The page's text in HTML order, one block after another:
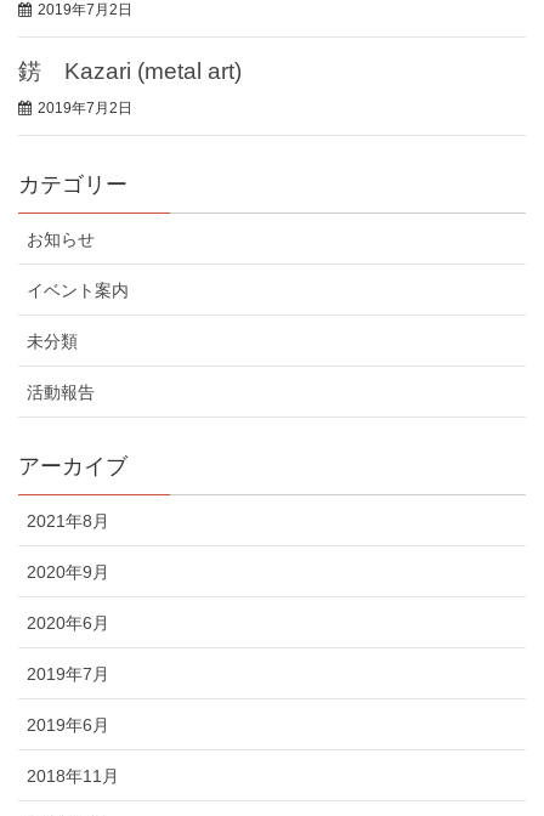
2019年7月2日
錺 Kazari (metal art)
2019年7月2日
カテゴリー
お知らせ
イベント案内
未分類
活動報告
アーカイブ
2021年8月
2020年9月
2020年6月
2019年7月
2019年6月
2018年11月